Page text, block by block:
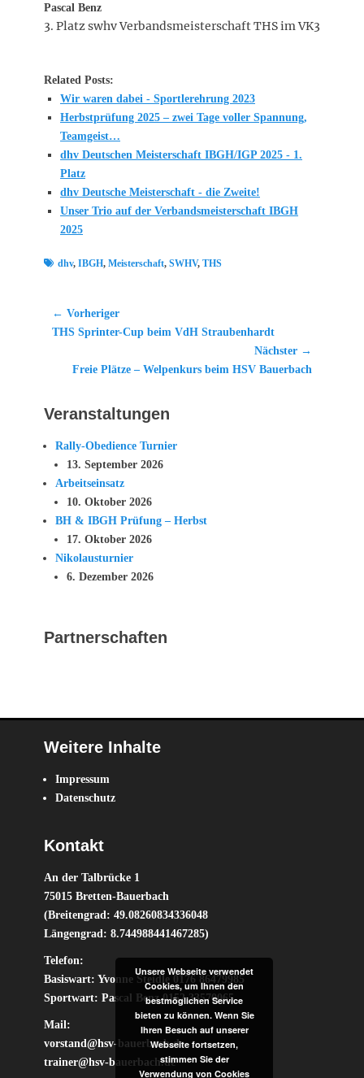
Pascal Benz
3. Platz swhv Verbandsmeisterschaft THS im VK3
Related Posts:
Wir waren dabei - Sportlerehrung 2023
Herbstprüfung 2025 – zwei Tage voller Spannung,
Teamgeist…
dhv Deutschen Meisterschaft IBGH/IGP 2025 - 1.
Platz
dhv Deutsche Meisterschaft - die Zweite!
Unser Trio auf der Verbandsmeisterschaft IBGH
2025
Schlagworte
dhv, IBGH, Meisterschaft, SWHV, THS
Beitragsnavigation
← Vorheriger
Vorheriger
THS Sprinter-Cup beim VdH Straubenhardt
Nächster →
Nächster
Freie Plätze – Welpenkurs beim HSV Bauerbach
Veranstaltungen
Rally-Obedience Turnier
13. September 2026
Arbeitseinsatz
10. Oktober 2026
BH & IBGH Prüfung – Herbst
17. Oktober 2026
Nikolausturnier
6. Dezember 2026
Partnerschaften
Weitere Inhalte
Impressum
Datenschutz
Kontakt
An der Talbrücke 1
75015 Bretten-Bauerbach
(Breitengrad: 49.08260834336048
Längengrad: 8.744988441467285)
Telefon:
Basiswart: Yvonne Steidle 0176 86479985
Sportwart: Pascal Benz 0152 33570065
Mail:
vorstand@hsv-bauerbach.de
trainer@hsv-bauerbach.de
Unsere Webseite verwendet
Cookies, um Ihnen den
bestmöglichen Service
bieten zu können. Wenn Sie
Ihren Besuch auf unserer
Webseite fortsetzen,
stimmen Sie der
Verwendung von Cookies